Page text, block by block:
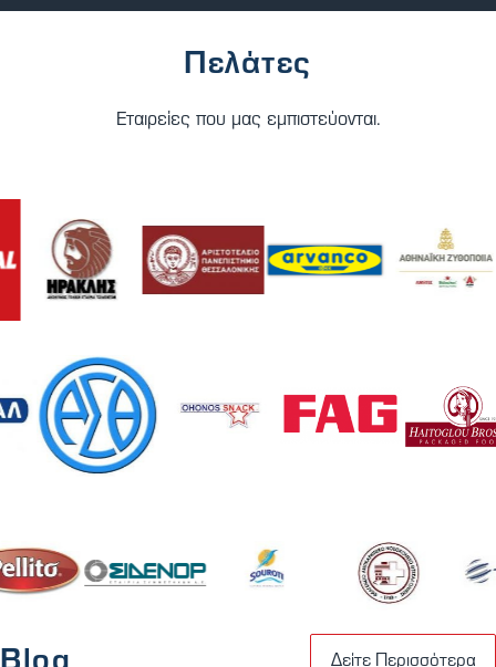
Πελάτες
Εταιρείες που μας εμπιστεύονται.
Blog Δείτε Περισσότερα